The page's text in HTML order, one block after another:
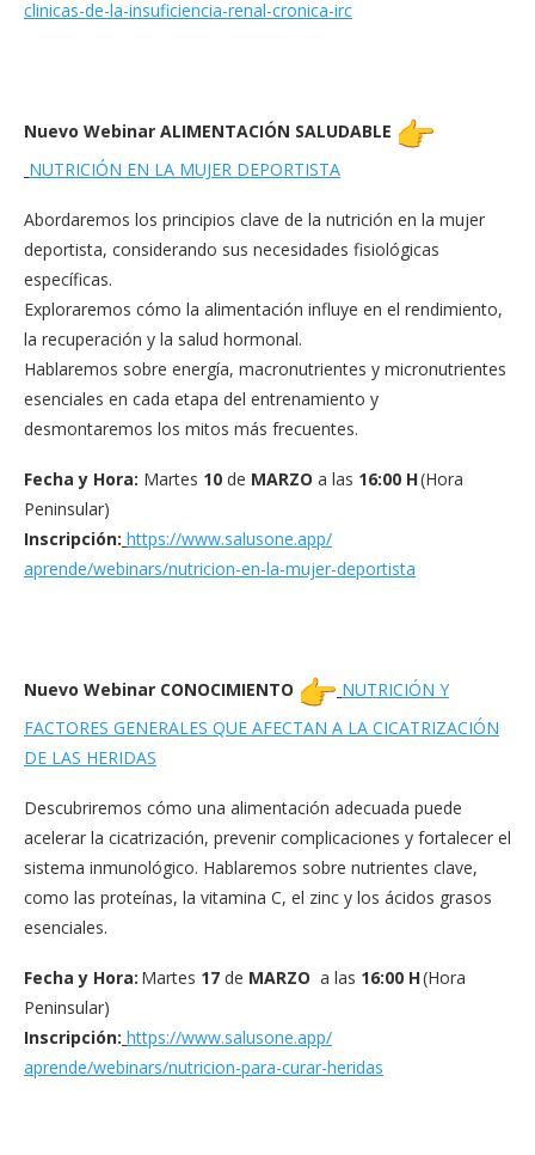
clinicas-de-la-insuficiencia-renal-cronica-irc
Nuevo Webinar ALIMENTACIÓN SALUDABLE
NUTRICIÓN EN LA MUJER DEPORTISTA
Abordaremos los principios clave de la nutrición en la mujer
deportista, considerando sus necesidades fisiológicas
específicas.
Exploraremos cómo la alimentación influye en el rendimiento,
la recuperación y la salud hormonal.
Hablaremos sobre energía, macronutrientes y micronutrientes
esenciales en cada etapa del entrenamiento y
desmontaremos los mitos más frecuentes.
Fecha y Hora: Martes 10 de MARZO a las 16:00 H(Hora
Peninsular)
Inscripción: https://www.salusone.app/
aprende/webinars/nutricion-en-la-mujer-deportista
Nuevo Webinar CONOCIMIENTO
NUTRICIÓN Y
FACTORES GENERALES QUE AFECTAN A LA CICATRIZACIÓN
DE LAS HERIDAS
Descubriremos cómo una alimentación adecuada puede
acelerar la cicatrización, prevenir complicaciones y fortalecer el
sistema inmunológico. Hablaremos sobre nutrientes clave,
como las proteínas, la vitamina C, el zinc y los ácidos grasos
esenciales.
Fecha y Hora: Martes 17 de MARZO a las 16:00 H(Hora
Peninsular)
Inscripción: https://www.salusone.app/
aprende/webinars/nutricion-para-curar-heridas